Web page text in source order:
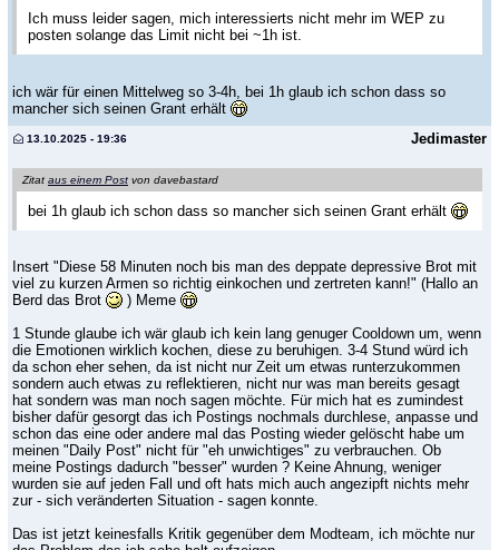
Ich muss leider sagen, mich interessierts nicht mehr im WEP zu
posten solange das Limit nicht bei ~1h ist.
ich wär für einen Mittelweg so 3-4h, bei 1h glaub ich schon dass so
mancher sich seinen Grant erhält
Jedimaster
13.10.2025 - 19:36
Zitat aus einem Post von davebastard
bei 1h glaub ich schon dass so mancher sich seinen Grant erhält
Insert "Diese 58 Minuten noch bis man des deppate depressive Brot mit
viel zu kurzen Armen so richtig einkochen und zertreten kann!" (Hallo an
Berd das Brot
) Meme
1 Stunde glaube ich wär glaub ich kein lang genuger Cooldown um, wenn
die Emotionen wirklich kochen, diese zu beruhigen. 3-4 Stund würd ich
da schon eher sehen, da ist nicht nur Zeit um etwas runterzukommen
sondern auch etwas zu reflektieren, nicht nur was man bereits gesagt
hat sondern was man noch sagen möchte. Für mich hat es zumindest
bisher dafür gesorgt das ich Postings nochmals durchlese, anpasse und
schon das eine oder andere mal das Posting wieder gelöscht habe um
meinen "Daily Post" nicht für "eh unwichtiges" zu verbrauchen. Ob
meine Postings dadurch "besser" wurden ? Keine Ahnung, weniger
wurden sie auf jeden Fall und oft hats mich auch angezipft nichts mehr
zur - sich veränderten Situation - sagen konnte.
Das ist jetzt keinesfalls Kritik gegenüber dem Modteam, ich möchte nur